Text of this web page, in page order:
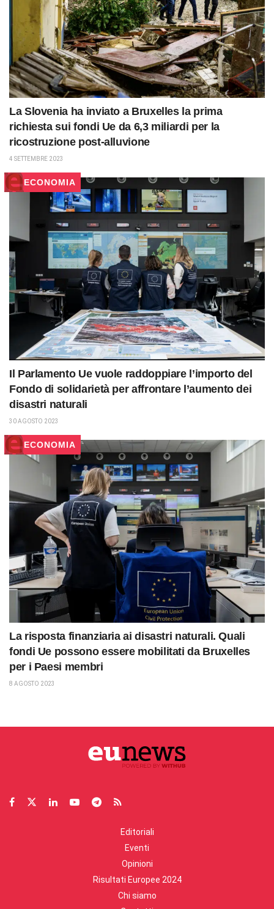
La Slovenia ha inviato a Bruxelles la prima
richiesta sui fondi Ue da 6,3 miliardi per la
ricostruzione post-alluvione
4 SETTEMBRE 2023
ECONOMIA
Il Parlamento Ue vuole raddoppiare l’importo del
Fondo di solidarietà per affrontare l’aumento dei
disastri naturali
30 AGOSTO 2023
ECONOMIA
La risposta finanziaria ai disastri naturali. Quali
fondi Ue possono essere mobilitati da Bruxelles
per i Paesi membri
8 AGOSTO 2023
Editoriali
Eventi
Opinioni
Risultati Europee 2024
Chi siamo